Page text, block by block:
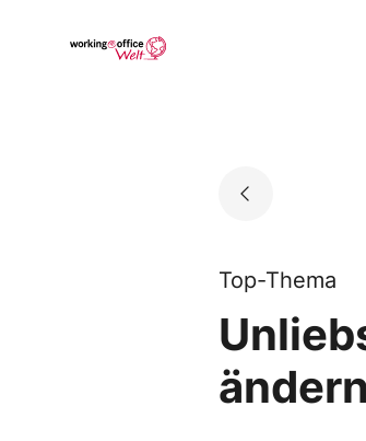
Go to landing page.
Top-Thema